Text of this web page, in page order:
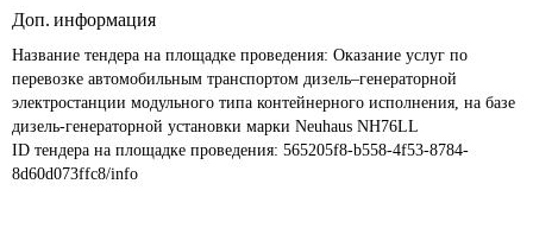
Доп. информация
Название тендера на площадке проведения: Оказание услуг по
перевозке автомобильным транспортом дизель–генераторной
электростанции модульного типа контейнерного исполнения, на базе
дизель-генераторной установки марки Neuhaus NH76LL
ID тендера на площадке проведения: 565205f8-b558-4f53-8784-
8d60d073ffc8/info